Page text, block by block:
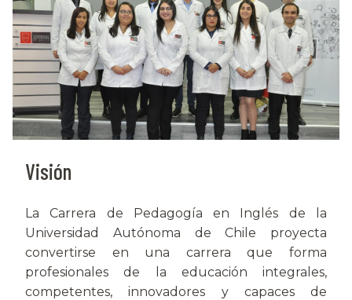
Visión
La Carrera de Pedagogía en Inglés de la
Universidad Autónoma de Chile proyecta
convertirse en una carrera que forma
profesionales de la educación integrales,
competentes, innovadores y capaces de